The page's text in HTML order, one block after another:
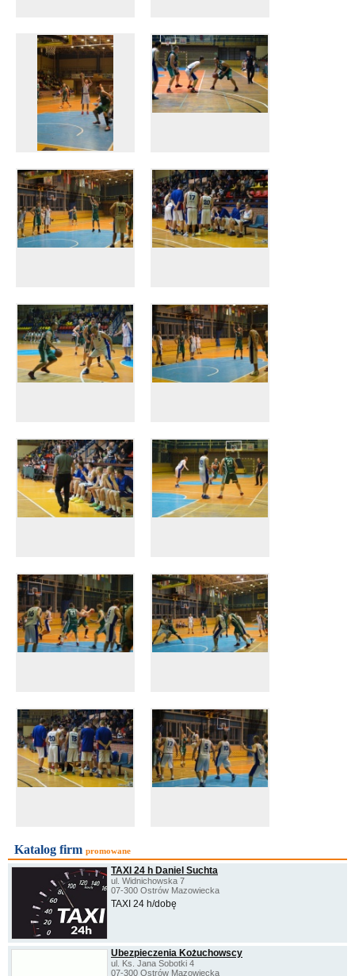
Katalog firm promowane
TAXI 24 h Daniel Suchta
ul. Widnichowska 7
07-300 Ostrów Mazowiecka
TAXI 24 h/dobę
Ubezpieczenia Kożuchowscy
ul. Ks. Jana Sobotki 4
07-300 Ostrów Mazowiecka